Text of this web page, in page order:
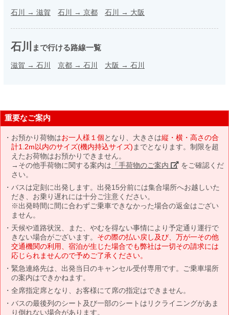
石川 → 滋賀 石川 → 京都 石川 → 大阪
石川 まで行ける路線一覧
滋賀 → 石川 京都 → 石川 大阪 → 石川
重要なご案内
お預かり荷物はお一人様１個となり、大きさは縦・横・高さの合
計1.2m以内のサイズ(機内持込サイズ) までとなります。制限を超
えたお荷物はお預かりできません。
→その他手荷物に関する案内は 「手荷物のご案内」 をご確認くだ
さい。
バスは定刻に出発します。出発15分前には集合場所へお越しいた
だき、お乗り遅れには十分ご注意ください。
※出発時間に間に合わずご乗車できなかった場合の返金はござい
ません。
天候や道路状況、また、やむを得ない事情により予定通り運行で
きない場合がございます。 その際の払い戻し及び、万が一その他
交通機関の利用、宿泊が生じた場合でも弊社は一切その請求には
応じられませんので予めご了承ください。
緊急連絡先は、出発当日のキャンセル受付専用です。ご乗車場所
の案内はできかねます。
全席指定席となり、お客様にて席の指定はできません。
バスの最後列のシート及び一部のシートはリクライニングがあま
り倒れない場合があります。